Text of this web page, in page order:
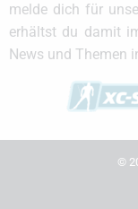
melde dich für
erhältst du damit
News und Themen
©